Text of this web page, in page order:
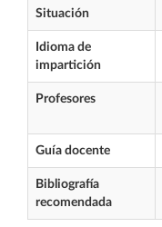
Situación
Idioma de
impartición
Profesores
Guía docente
Bibliografía
recomendada